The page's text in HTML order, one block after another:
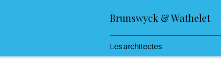
Brunswyck & Wathelet
Les architectes